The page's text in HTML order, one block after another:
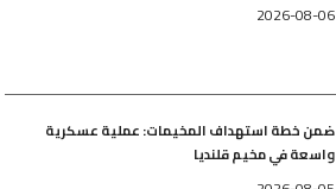
2026-08-06
ضمن خطة استهداف المخيمات: عملية عسكرية
واسعة في مخيم قلنديا